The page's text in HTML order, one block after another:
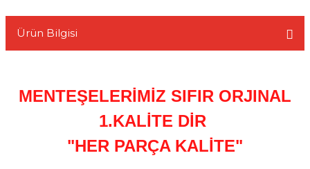
Ürün Bilgisi
MENTEŞELERİMİZ SIFIR ORJINAL
1.KALİTE DİR
"HER PARÇA KALİTE"